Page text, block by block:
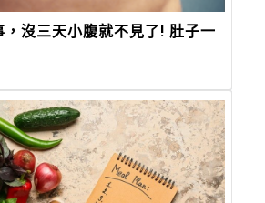
，沒三天小腹就不見了! 肚子一